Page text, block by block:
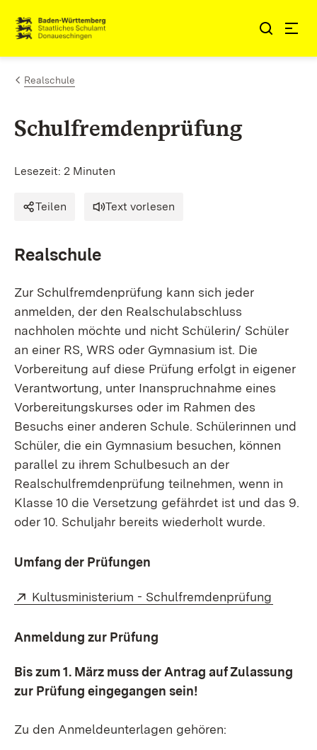
Zum Inhalt springen
Link zur Startseite
Realschule
Schulfremdenprüfung
Lesezeit: 2 Minuten
Teilen Text vorlesen
Realschule
Zur Schulfremdenprüfung kann sich jeder
anmelden, der den Realschulabschluss
nachholen möchte und nicht Schülerin/ Schüler
an einer RS, WRS oder Gymnasium ist. Die
Vorbereitung auf diese Prüfung erfolgt in eigener
Verantwortung, unter Inanspruchnahme eines
Vorbereitungskurses oder im Rahmen des
Besuchs einer anderen Schule. Schülerinnen und
Schüler, die ein Gymnasium besuchen, können
parallel zu ihrem Schulbesuch an der
Realschulfremdenprüfung teilnehmen, wenn in
Klasse 10 die Versetzung gefährdet ist und das 9.
oder 10. Schuljahr bereits wiederholt wurde.
Umfang der Prüfungen
Extern:
Kultusministerium - Schulfremdenprüfung
Anmeldung zur Prüfung
Bis zum 1. März muss der Antrag auf Zulassung
zur Prüfung eingegangen sein!
Zu den Anmeldeunterlagen gehören: